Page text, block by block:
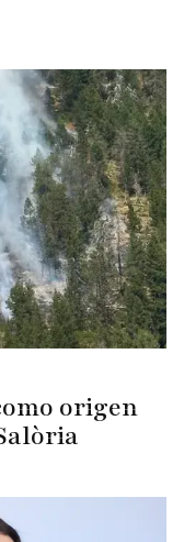
origen